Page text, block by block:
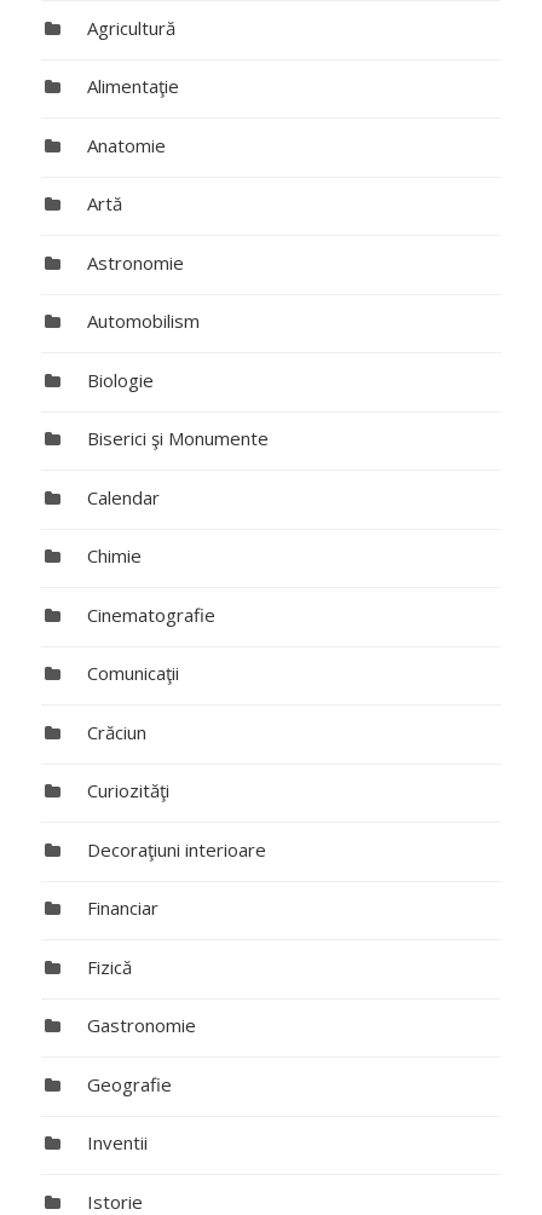
Agricultură
Alimentaţie
Anatomie
Artă
Astronomie
Automobilism
Biologie
Biserici şi Monumente
Calendar
Chimie
Cinematografie
Comunicaţii
Crăciun
Curiozităţi
Decoraţiuni interioare
Financiar
Fizică
Gastronomie
Geografie
Inventii
Istorie